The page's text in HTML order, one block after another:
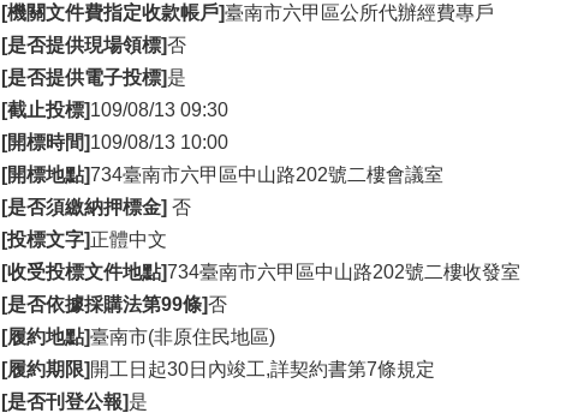
[機關文件費指定收款帳戶]臺南市六甲區公所代辦經費專戶
[是否提供現場領標]否
[是否提供電子投標]是
[截止投標]109/08/13 09:30
[開標時間]109/08/13 10:00
[開標地點]734臺南市六甲區中山路202號二樓會議室
[是否須繳納押標金] 否
[投標文字]正體中文
[收受投標文件地點]734臺南市六甲區中山路202號二樓收發室
[是否依據採購法第99條]否
[履約地點]臺南市(非原住民地區)
[履約期限] 開工日起30日內竣工,詳契約書第7條規定
[是否刊登公報]是